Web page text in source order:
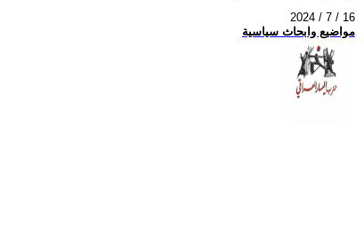
2024 / 7 / 16
مواضيع وابحاث سياسية